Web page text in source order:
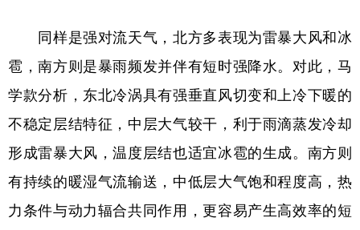
同样是强对流天气，北方多表现为雷暴大风和冰
雹，南方则是暴雨频发并伴有短时强降水。对此，马
学款分析，东北冷涡具有强垂直风切变和上冷下暖的
不稳定层结特征，中层大气较干，利于雨滴蒸发冷却
形成雷暴大风，温度层结也适宜冰雹的生成。南方则
有持续的暖湿气流输送，中低层大气饱和程度高，热
力条件与动力辐合共同作用，更容易产生高效率的短